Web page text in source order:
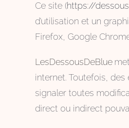
Ce site (https://
d’utilisation et un
Firefox, Google
LesDessousDeBlue
internet. Toutefois, des
signaler toutes
direct ou indirect